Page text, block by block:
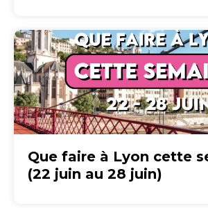
Que faire à Lyon cette
(22 juin au 28 juin)